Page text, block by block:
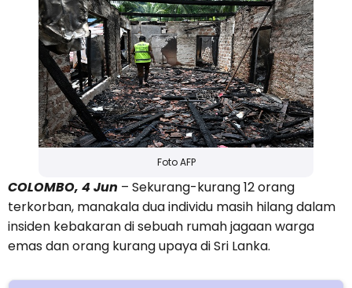
Foto AFP
COLOMBO, 4 Jun – Sekurang-kurang 12 orang
terkorban, manakala dua individu masih hilang dalam
insiden kebakaran di sebuah rumah jagaan warga
emas dan orang kurang upaya di Sri Lanka.